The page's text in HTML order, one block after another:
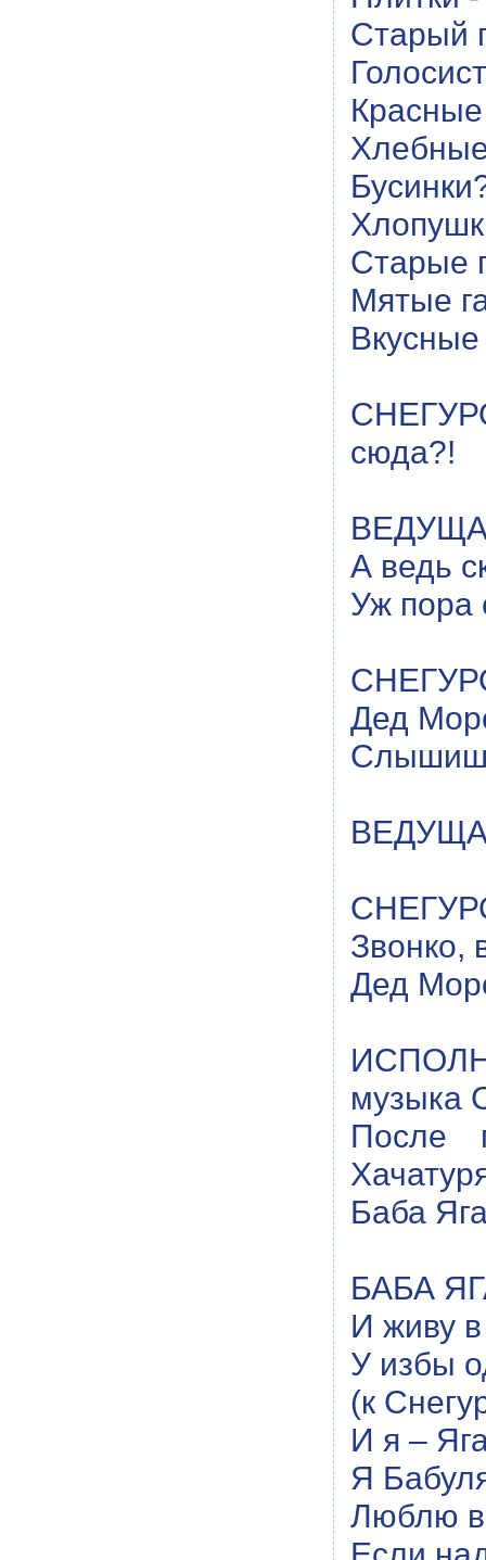
Старый
Старые
Мятые
сюда?!
А ведь
Уж пора
Дед
Звонко,
Дед
музыка
После
Баба
БАБА
И живу
У избы
(к
И я –
Я
Люблю